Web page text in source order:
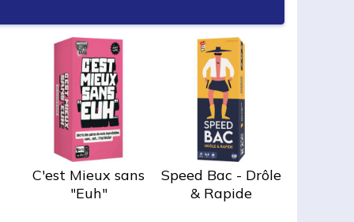
C'est Mieux sans
"Euh"
Speed Bac - Drôle
& Rapide